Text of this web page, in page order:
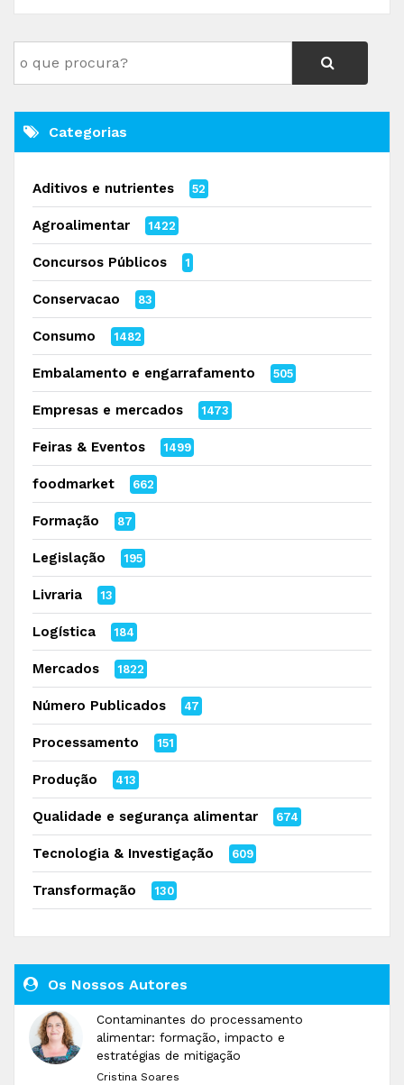
Categorias
Aditivos e nutrientes 52
Agroalimentar 1422
Concursos Públicos 1
Conservacao 83
Consumo 1482
Embalamento e engarrafamento 505
Empresas e mercados 1473
Feiras & Eventos 1499
foodmarket 662
Formação 87
Legislação 195
Livraria 13
Logística 184
Mercados 1822
Número Publicados 47
Processamento 151
Produção 413
Qualidade e segurança alimentar 674
Tecnologia & Investigação 609
Transformação 130
Os Nossos Autores
Contaminantes do processamento
alimentar: formação, impacto e
estratégias de mitigação
Cristina Soares